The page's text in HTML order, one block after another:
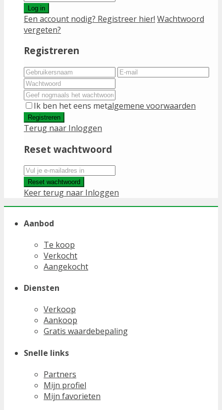
Log in
Een account nodig? Registreer hier! Wachtwoord
vergeten?
Registreren
Ik ben het eens metalgemene voorwaarden
Registreren
Terug naar Inloggen
Reset wachtwoord
Reset wachtwoord
Keer terug naar Inloggen
Aanbod
Te koop
Verkocht
Aangekocht
Diensten
Verkoop
Aankoop
Gratis waardebepaling
Snelle links
Partners
Mijn profiel
Mijn favorieten